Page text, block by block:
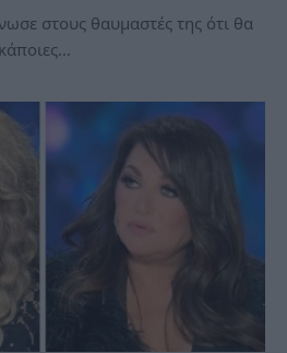
στους θαυμαστές της ότι θα